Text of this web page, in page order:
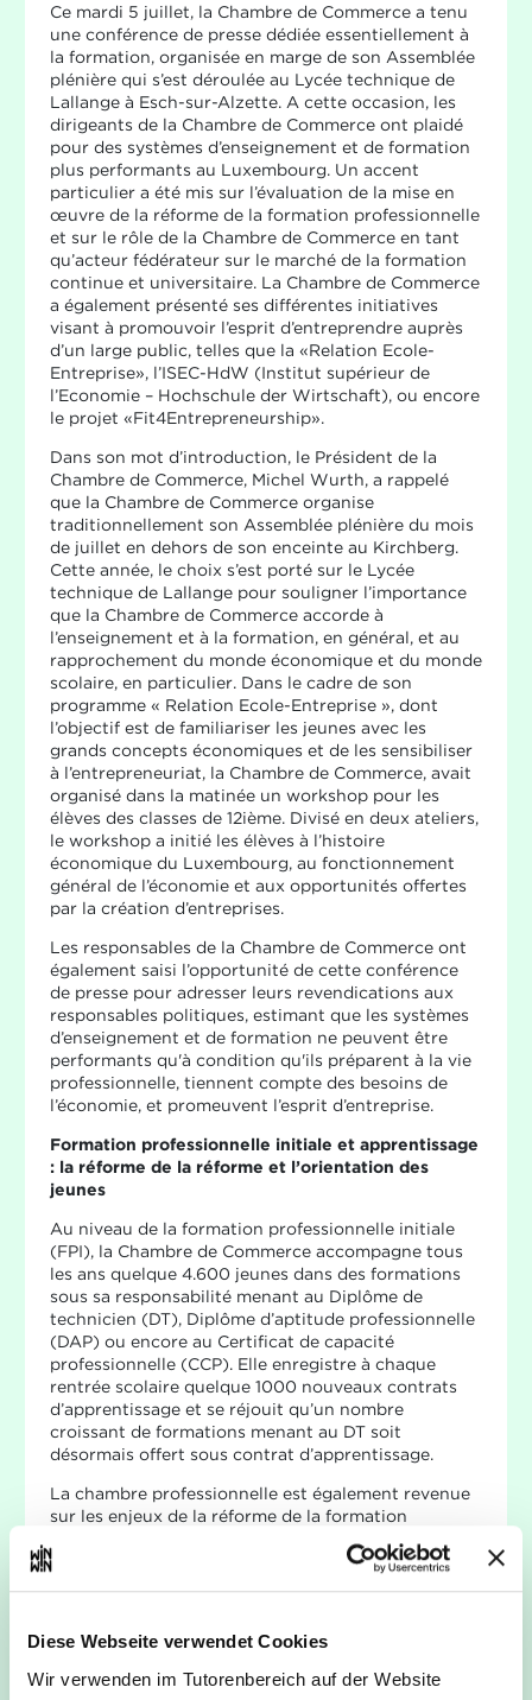
Diese Webseite verwendet Cookies
Wir verwenden im Tutorenbereich auf der Website
Ce mardi 5 juillet, la Chambre de Commerce a tenu
une conférence de presse dédiée essentiellement à
la formation, organisée en marge de son Assemblée
plénière qui s’est déroulée au Lycée technique de
Lallange à Esch-sur-Alzette. A cette occasion, les
dirigeants de la Chambre de Commerce ont plaidé
pour des systèmes d’enseignement et de formation
plus performants au Luxembourg. Un accent
particulier a été mis sur l’évaluation de la mise en
œuvre de la réforme de la formation professionnelle
et sur le rôle de la Chambre de Commerce en tant
qu’acteur fédérateur sur le marché de la formation
continue et universitaire. La Chambre de Commerce
a également présenté ses différentes initiatives
visant à promouvoir l’esprit d’entreprendre auprès
d’un large public, telles que la «Relation Ecole-
Entreprise», l’ISEC-HdW (Institut supérieur de
l’Economie – Hochschule der Wirtschaft), ou encore
le projet «Fit4Entrepreneurship».
Dans son mot d’introduction, le Président de la
Chambre de Commerce, Michel Wurth, a rappelé
que la Chambre de Commerce organise
traditionnellement son Assemblée plénière du mois
de juillet en dehors de son enceinte au Kirchberg.
Cette année, le choix s’est porté sur le Lycée
technique de Lallange pour souligner l’importance
que la Chambre de Commerce accorde à
l’enseignement et à la formation, en général, et au
rapprochement du monde économique et du monde
scolaire, en particulier. Dans le cadre de son
programme « Relation Ecole-Entreprise », dont
l’objectif est de familiariser les jeunes avec les
grands concepts économiques et de les sensibiliser
à l’entrepreneuriat, la Chambre de Commerce, avait
organisé dans la matinée un workshop pour les
élèves des classes de 12ième. Divisé en deux ateliers,
le workshop a initié les élèves à l’histoire
économique du Luxembourg, au fonctionnement
général de l’économie et aux opportunités offertes
par la création d’entreprises.
Les responsables de la Chambre de Commerce ont
également saisi l’opportunité de cette conférence
de presse pour adresser leurs revendications aux
responsables politiques, estimant que les systèmes
d’enseignement et de formation ne peuvent être
performants qu'à condition qu'ils préparent à la vie
professionnelle, tiennent compte des besoins de
l’économie, et promeuvent l’esprit d’entreprise.
Formation professionnelle initiale et apprentissage
: la réforme de la réforme et l’orientation des
jeunes
Au niveau de la formation professionnelle initiale
(FPI), la Chambre de Commerce accompagne tous
les ans quelque 4.600 jeunes dans des formations
sous sa responsabilité menant au Diplôme de
technicien (DT), Diplôme d’aptitude professionnelle
(DAP) ou encore au Certificat de capacité
professionnelle (CCP). Elle enregistre à chaque
rentrée scolaire quelque 1000 nouveaux contrats
d’apprentissage et se réjouit qu’un nombre
croissant de formations menant au DT soit
désormais offert sous contrat d’apprentissage.
La chambre professionnelle est également revenue
sur les enjeux de la réforme de la formation
Président de la Chambre de Commerce, Président
Hochschule der Wirtschaft), a précisé que la
Chambre de Commerce a encouragé une adaptation